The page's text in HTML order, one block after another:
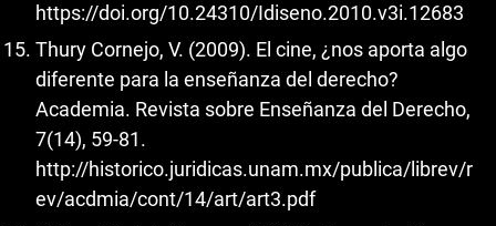
https://doi.org/10.24310/Idiseno.2010.v3i.12683
Thury Cornejo, V. (2009). El cine, ¿nos aporta algo
diferente para la enseñanza del derecho?
Academia. Revista sobre Enseñanza del Derecho,
7(14), 59-81.
http://historico.juridicas.unam.mx/publica/librev/r
ev/acdmia/cont/14/art/art3.pdf